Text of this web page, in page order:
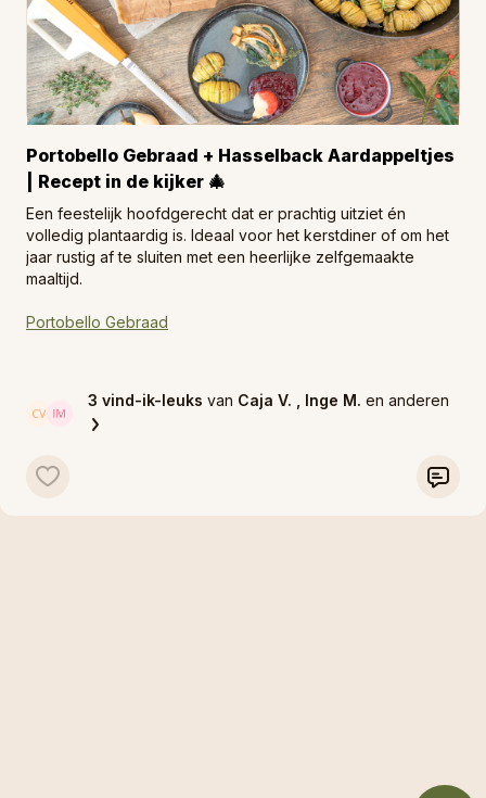
Portobello Gebraad + Hasselback Aardappeltjes
| Recept in de kijker 🎄
Een feestelijk hoofdgerecht dat er prachtig uitziet én
volledig plantaardig is. Ideaal voor het kerstdiner of om het
jaar rustig af te sluiten met een heerlijke zelfgemaakte
maaltijd.
Portobello Gebraad
3 vind-ik-leuksvan Caja V. , Inge M.en anderen